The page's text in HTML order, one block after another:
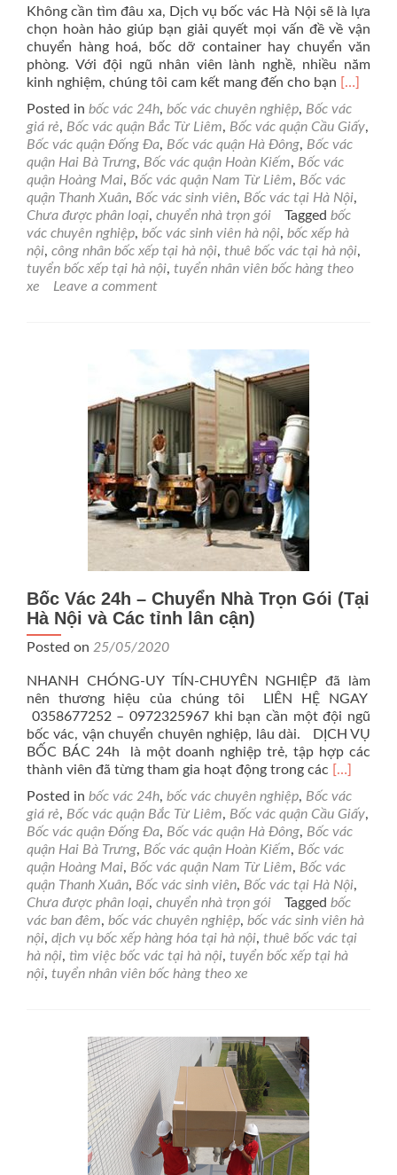
Không cần tìm đâu xa, Dịch vụ bốc vác Hà Nội sẽ là lựa
chọn hoàn hảo giúp bạn giải quyết mọi vấn đề về vận
chuyển hàng hoá, bốc dỡ container hay chuyển văn
phòng. Với đội ngũ nhân viên lành nghề, nhiều năm
kinh nghiệm, chúng tôi cam kết mang đến cho bạn Read
about
Bạn
đang
cần
dịch
vụ
bốc
vác
uy
tín,
[…]
Posted in bốc vác 24h, bốc vác chuyên nghiệp, Bốc vác
giá rẻ, Bốc vác quận Bắc Từ Liêm, Bốc vác quận Cầu Giấy,
Bốc vác quận Đống Đa, Bốc vác quận Hà Đông, Bốc vác
quận Hai Bà Trưng, Bốc vác quận Hoàn Kiếm, Bốc vác
quận Hoàng Mai, Bốc vác quận Nam Từ Liêm, Bốc vác
quận Thanh Xuân, Bốc vác sinh viên, Bốc vác tại Hà Nội,
Chưa được phân loại, chuyển nhà trọn gói Tagged bốc
vác chuyên nghiệp, bốc vác sinh viên hà nội, bốc xếp hà
nội, công nhân bốc xếp tại hà nội, thuê bốc vác tại hà nội,
tuyển bốc xếp tại hà nội, tuyển nhân viên bốc hàng theo
xe
Leave a comment
Bốc Vác 24h – Chuyển Nhà Trọn Gói (Tại
Hà Nội và Các tỉnh lân cận)
Posted on 25/05/2020
NHANH CHÓNG-UY TÍN-CHUYÊN NGHIỆP đã làm
nên thương hiệu của chúng tôi LIÊN HỆ NGAY
0358677252 – 0972325967 khi bạn cần một đội ngũ
bốc vác, vận chuyển chuyên nghiệp, lâu dài. DỊCH VỤ
BỐC BÁC 24h là một doanh nghiệp trẻ, tập hợp các
thành viên đã từng tham gia hoạt động trong các Read
about
Bốc
Vác
24h
–
Chuyển
Nhà
Trọn
Gói
(Tại
[…]
Posted in bốc vác 24h, bốc vác chuyên nghiệp, Bốc vác
giá rẻ, Bốc vác quận Bắc Từ Liêm, Bốc vác quận Cầu Giấy,
Bốc vác quận Đống Đa, Bốc vác quận Hà Đông, Bốc vác
quận Hai Bà Trưng, Bốc vác quận Hoàn Kiếm, Bốc vác
quận Hoàng Mai, Bốc vác quận Nam Từ Liêm, Bốc vác
quận Thanh Xuân, Bốc vác sinh viên, Bốc vác tại Hà Nội,
Chưa được phân loại, chuyển nhà trọn gói Tagged bốc
vác ban đêm, bốc vác chuyên nghiệp, bốc vác sinh viên hà
nội, dịch vụ bốc xếp hàng hóa tại hà nội, thuê bốc vác tại
hà nội, tìm việc bốc vác tại hà nội, tuyển bốc xếp tại hà
nội, tuyển nhân viên bốc hàng theo xe